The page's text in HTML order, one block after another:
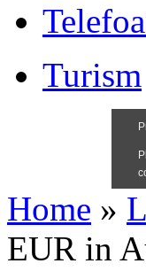
Turism
Home »
EUR in